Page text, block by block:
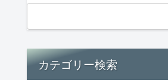
カテゴリー検索